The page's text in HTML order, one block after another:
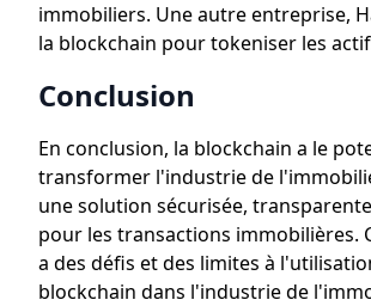
immobiliers. Une autre entreprise,
la blockchain pour tokeniser les
Conclusion
En conclusion, la blockchain a le
transformer l'industrie de
une solution sécurisée,
pour les transactions immobilières.
a des défis et des limites à
blockchain dans l'industrie de